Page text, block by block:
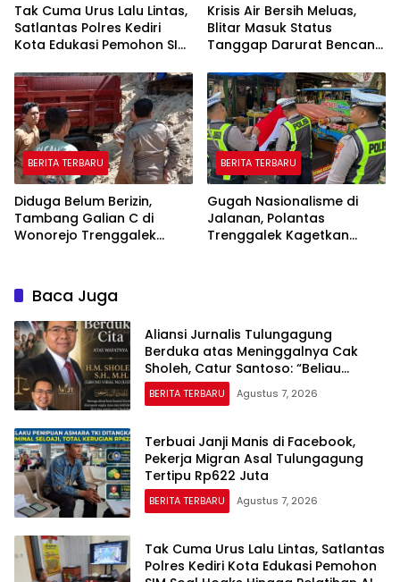
Tak Cuma Urus Lalu Lintas,
Satlantas Polres Kediri
Kota Edukasi Pemohon SIM
Pelatihan AI
Krisis Air Bersih Meluas,
Blitar Masuk Status
Tanggap Darurat Bencana
BERITA TERBARU
Diduga Belum Berizin,
Tambang Galian C di
Wonorejo Trenggalek
BERITA TERBARU
Gugah Nasionalisme di
Jalanan, Polantas
Trenggalek Kagetkan
Baca Juga
Aliansi Jurnalis Tulungagung
Berduka atas Meninggalnya Cak
Sholeh, Catur Santoso: “Beliau
Pejuang Keadilan yang Vokal”
BERITA TERBARU Agustus 7, 2026
Terbuai Janji Manis di Facebook,
Pekerja Migran Asal Tulungagung
Tertipu Rp622 Juta
BERITA TERBARU Agustus 7, 2026
Tak Cuma Urus Lalu Lintas, Satlantas
Polres Kediri Kota Edukasi Pemohon